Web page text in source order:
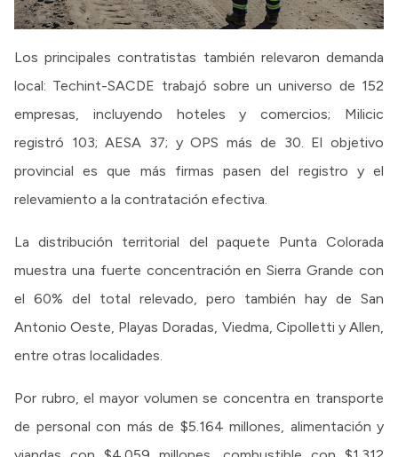
Los principales contratistas también relevaron demanda
local: Techint-SACDE trabajó sobre un universo de 152
empresas, incluyendo hoteles y comercios; Milicic
registró 103; AESA 37; y OPS más de 30. El objetivo
provincial es que más firmas pasen del registro y el
relevamiento a la contratación efectiva.
La distribución territorial del paquete Punta Colorada
muestra una fuerte concentración en Sierra Grande con
el 60% del total relevado, pero también hay de San
Antonio Oeste, Playas Doradas, Viedma, Cipolletti y Allen,
entre otras localidades.
Por rubro, el mayor volumen se concentra en transporte
de personal con más de $5.164 millones, alimentación y